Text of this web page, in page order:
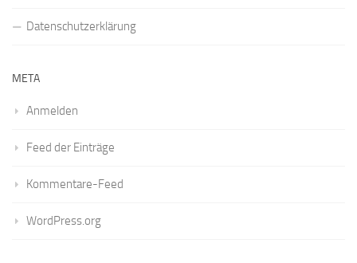
Datenschutzerklärung
META
Anmelden
Feed der Einträge
Kommentare-Feed
WordPress.org